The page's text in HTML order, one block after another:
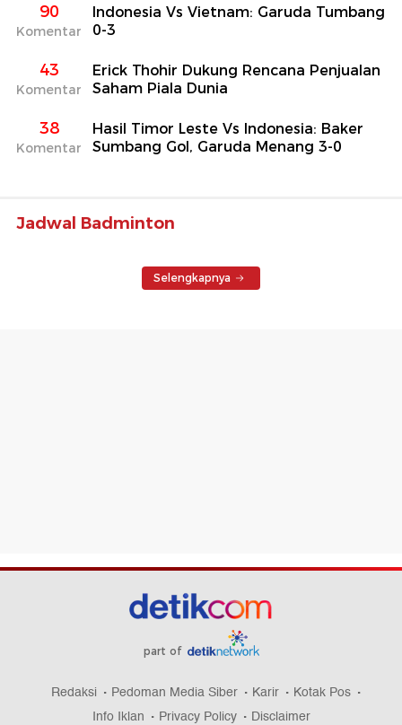
90
Komentar
Indonesia Vs Vietnam: Garuda Tumbang
0-3
43
Komentar
Erick Thohir Dukung Rencana Penjualan
Saham Piala Dunia
38
Komentar
Hasil Timor Leste Vs Indonesia: Baker
Sumbang Gol, Garuda Menang 3-0
Jadwal Badminton
Selengkapnya
part of
Redaksi Pedoman Media Siber Karir
Kotak Pos
Info Iklan
Privacy Policy Disclaimer